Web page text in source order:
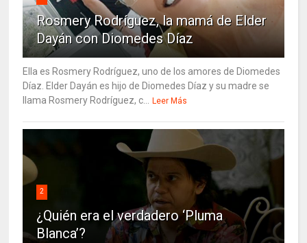
Rosmery Rodríguez, la mamá de Elder
Dayán con Diomedes Díaz
Ella es Rosmery Rodríguez, uno de los amores de Diomedes
Díaz. Elder Dayán es hijo de Diomedes Díaz y su madre se
llama Rosmery Rodríguez, c... Leer Más
2
¿Quién era el verdadero ‘Pluma
Blanca’?